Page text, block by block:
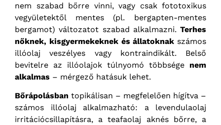
nem szabad bőrre vinni, vagy csak fototoxikus
vegyületektől mentes (pl. bergapten-mentes
bergamot) változatot szabad alkalmazni. Terhes
nőknek, kisgyermekeknek és állatoknak számos
illóolaj veszélyes vagy kontraindikált. Belső
bevitelre az illóolajok túlnyomó többsége nem
alkalmas – mérgező hatásuk lehet.
Bőrápolásban topikálisan – megfelelően hígítva –
számos illóolaj alkalmazható: a levendulaolaj
irritációcsillapításra, a teafaolaj aknés bőrre, a